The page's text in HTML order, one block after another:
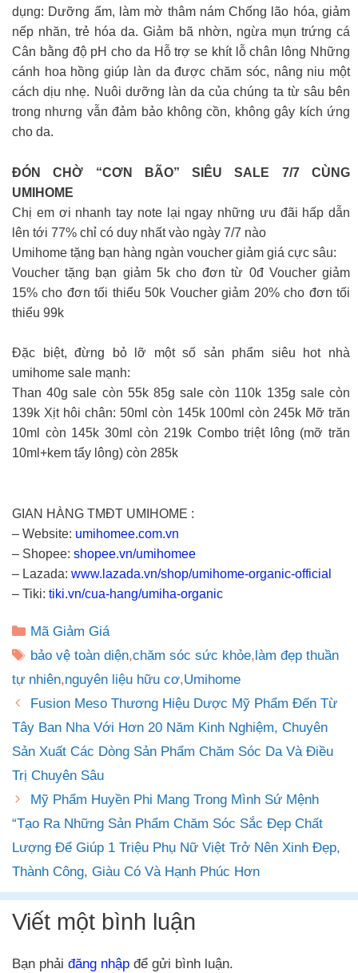
dụng: Dưỡng ẩm, làm mờ thâm nám Chống lão hóa, giảm
nếp nhăn, trẻ hóa da. Giảm bã nhờn, ngừa mụn trứng cá
Cân bằng độ pH cho da Hỗ trợ se khít lỗ chân lông Những
cánh hoa hồng giúp làn da được chăm sóc, nâng niu một
cách dịu nhẹ. Nuôi dưỡng làn da của chúng ta từ sâu bên
trong nhưng vẫn đảm bảo không cồn, không gây kích ứng
cho da.
ĐÓN CHỜ “CƠN BÃO” SIÊU SALE 7/7 CÙNG
UMIHOME
Chị em ơi nhanh tay note lại ngay những ưu đãi hấp dẫn
lên tới 77% chỉ có duy nhất vào ngày 7/7 nào
Umihome tặng bạn hàng ngàn voucher giảm giá cực sâu:
Voucher tặng bạn giảm 5k cho đơn từ 0đ Voucher giảm
15% cho đơn tối thiểu 50k Voucher giảm 20% cho đơn tối
thiểu 99k
Đặc biệt, đừng bỏ lỡ một số sản phẩm siêu hot nhà
umihome sale mạnh:
Than 40g sale còn 55k 85g sale còn 110k 135g sale còn
139k Xịt hôi chân: 50ml còn 145k 100ml còn 245k Mỡ trăn
10ml còn 145k 30ml còn 219k Combo triệt lông (mỡ trăn
10ml+kem tẩy lông) còn 285k
GIAN HÀNG TMĐT UMIHOME :
– Website: umihomee.com.vn
– Shopee: shopee.vn/umihomee
– Lazada: www.lazada.vn/shop/umihome-organic-official
– Tiki: tiki.vn/cua-hang/umiha-organic
Danh
mục
Mã Giảm Giá
Thẻ
bảo vệ toàn diện,chăm sóc sức khỏe, làm đẹp thuần
tự nhiên,nguyên liệu hữu cơ,Umihome
Fusion Meso Thương Hiệu Dược Mỹ Phẩm Đến Từ
Tây Ban Nha Với Hơn 20 Năm Kinh Nghiệm, Chuyên
Sản Xuất Các Dòng Sản Phẩm Chăm Sóc Da Và Điều
Trị Chuyên Sâu
Mỹ Phẩm Huyền Phi Mang Trong Mình Sứ Mệnh
“Tạo Ra Những Sản Phẩm Chăm Sóc Sắc Đẹp Chất
Lượng Để Giúp 1 Triệu Phụ Nữ Việt Trở Nên Xinh Đẹp,
Thành Công, Giàu Có Và Hạnh Phúc Hơn
Viết một bình luận
Bạn phải đăng nhập để gửi bình luận.